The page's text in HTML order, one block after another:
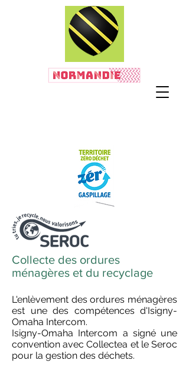
Collecte des ordures
ménagères et du recyclage
L'enlèvement des ordures ménagères
est une des compétences d'Isigny-
Omaha Intercom.
Isigny-Omaha Intercom a signé une
convention avec Collectea et le Seroc
pour la gestion des déchets.